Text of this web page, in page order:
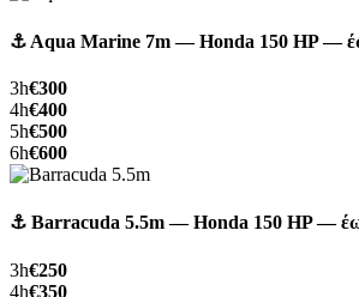
⚓ Aqua Marine 7m — Honda 150 HP —
3h€300
4h€400
5h€500
6h€600
⚓ Barracuda 5.5m — Honda 150 HP —
3h€250
4h€350